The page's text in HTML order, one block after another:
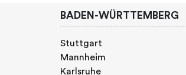
BADEN-WÜRTTEMBERG
Stuttgart
Mannheim
Karlsruhe